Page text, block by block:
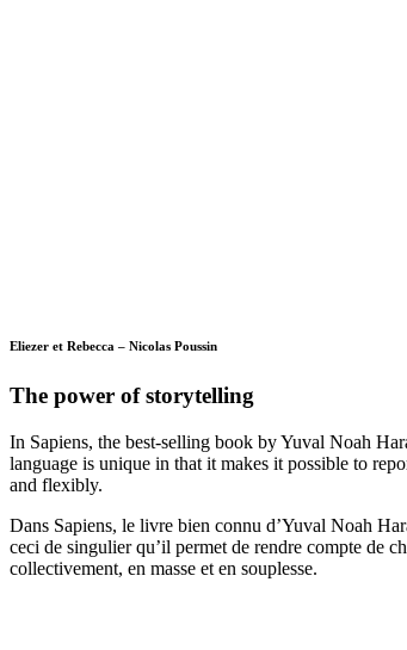
Eliezer et Rebecca – Nicolas Poussin
The power of storytelling
In Sapiens, the best-selling book by Yuval Noah
language is unique in that it makes it possible to
and flexibly.
Dans Sapiens, le livre bien connu d’Yuval Noah
ceci de singulier qu’il permet de rendre compte de
collectivement, en masse et en souplesse.